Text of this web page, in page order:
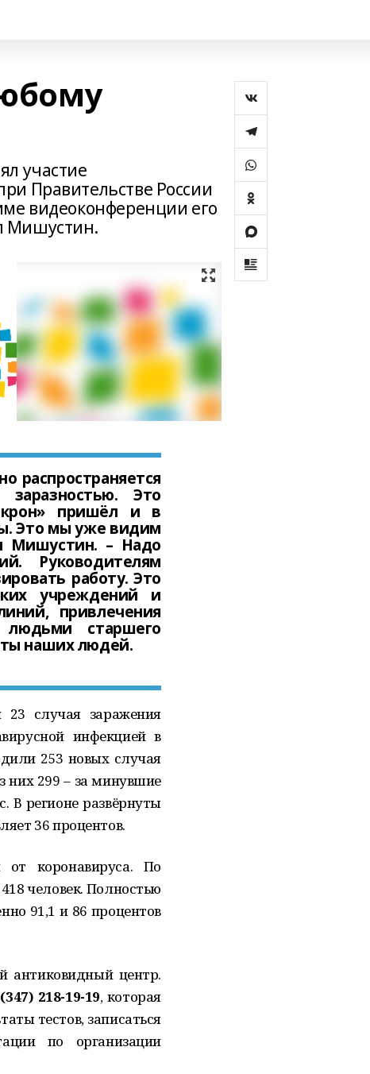
участие
Правительстве России
видеоконференции его
Мишустин.
распространяется
Это
пришёл и в
Это мы уже видим
Мишустин. – Надо
Руководителям
работу. Это
учреждений и
привлечения
людьми старшего
наших людей.
случая заражения
инфекцией в
253 новых случая
них 299 – за минувшие
В регионе развёрнуты
36 процентов.
от коронавируса. По
человек. Полностью
91,1 и 86 процентов
антиковидный центр.
(347) 218-19-19, которая
тестов, записаться
по организации